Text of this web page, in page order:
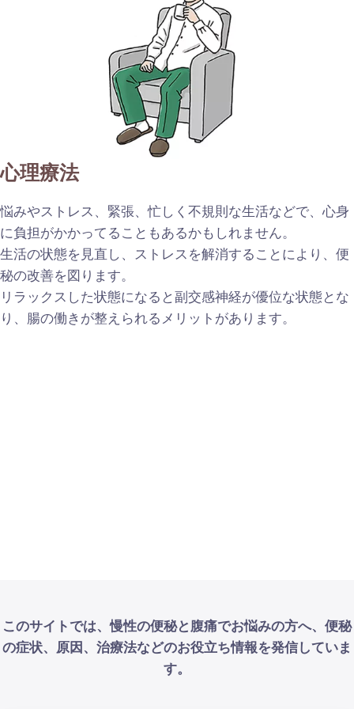
心理療法
悩みやストレス、緊張、忙しく不規則な生活などで、心身
に負担がかかってることもあるかもしれません。
生活の状態を見直し、ストレスを解消することにより、便
秘の改善を図ります。
リラックスした状態になると副交感神経が優位な状態とな
り、腸の働きが整えられるメリットがあります。
このサイトでは、慢性の便秘と腹痛でお悩みの方へ、便秘
の症状、原因、治療法などのお役立ち情報を発信していま
す。